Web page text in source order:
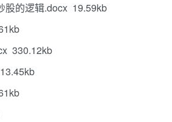
股的逻辑.docx 19.59kb
330.12kb